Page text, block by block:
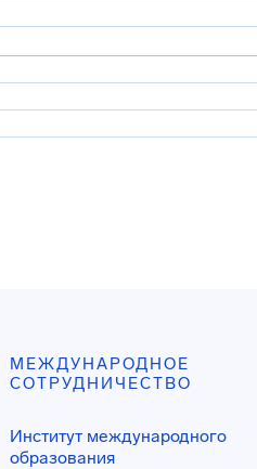
МЕЖДУНАРОДНОЕ
СОТРУДНИЧЕСТВО
Институт международного
образования